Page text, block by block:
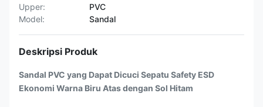
Upper:
PVC
Model:
Sandal
Deskripsi Produk
Sandal PVC yang Dapat Dicuci Sepatu Safety ESD
Ekonomi Warna Biru Atas dengan Sol Hitam